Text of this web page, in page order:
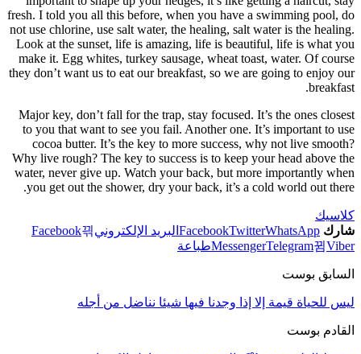
fresh. I
not use
Look
make
they
Major
to
Why
water,
you